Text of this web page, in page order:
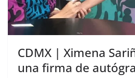
CDMX | Ximena
una firma de